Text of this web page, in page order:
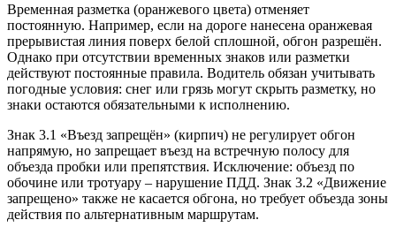
Временная разметка (оранжевого цвета) отменяет
постоянную. Например, если на дороге нанесена оранжевая
прерывистая линия поверх белой сплошной, обгон разрешён.
Однако при отсутствии временных знаков или разметки
действуют постоянные правила. Водитель обязан учитывать
погодные условия: снег или грязь могут скрыть разметку, но
знаки остаются обязательными к исполнению.
Знак 3.1 «Въезд запрещён» (кирпич) не регулирует обгон
напрямую, но запрещает въезд на встречную полосу для
объезда пробки или препятствия. Исключение: объезд по
обочине или тротуару – нарушение ПДД. Знак 3.2 «Движение
запрещено» также не касается обгона, но требует объезда зоны
действия по альтернативным маршрутам.